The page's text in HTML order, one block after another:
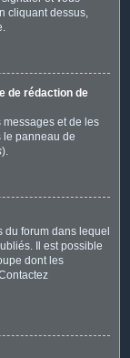
cliquant dessus,
de rédaction de
messages et de les
le panneau de
).
du forum dans lequel
Il est possible
dont les